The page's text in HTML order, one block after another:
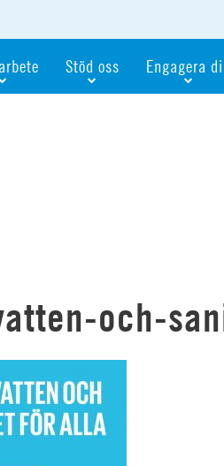
Stöd oss Engagera
och-